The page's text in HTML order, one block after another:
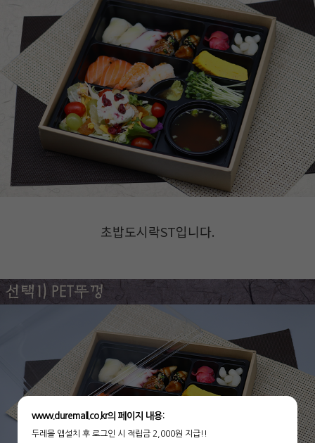
초밥도시락ST입니다.
www.duremall.co.kr의 페이지 내용:
두레몰 앱설치 후 로그인 시 적립금 2,000원 지급!!